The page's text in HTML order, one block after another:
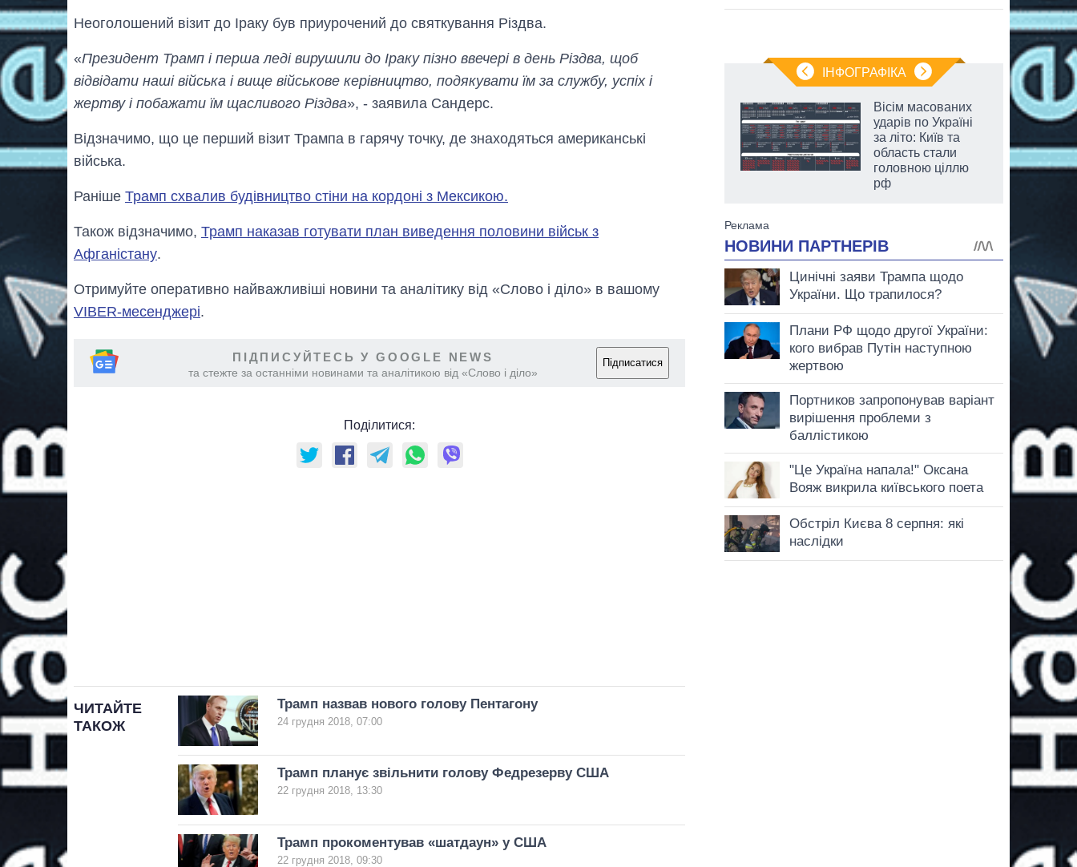
Неоголошений візит до Іраку був приурочений до святкування Різдва.
«Президент Трамп і перша леді вирушили до Іраку пізно ввечері в день Різдва, щоб
відвідати наші війська і вище військове керівництво, подякувати їм за службу, успіх і
жертву і побажати їм щасливого Різдва», - заявила Сандерс.
Відзначимо, що це перший візит Трампа в гарячу точку, де знаходяться американські
війська.
Раніше Трамп схвалив будівництво стіни на кордоні з Мексикою.
Також відзначимо, Трамп наказав готувати план виведення половини військ з
Афганістану.
Отримуйте оперативно найважливіші новини та аналітику від «Слово і діло» в вашому
VIBER-месенджері.
ПІДПИСУЙТЕСЬ У GOOGLE NEWS
та стежте за останніми новинами та аналітикою від «Слово і діло»
Підписатися
Поділитися:
ЧИТАЙТЕ
ТАКОЖ
Трамп назвав нового голову Пентагону
24 грудня 2018, 07:00
Трамп планує звільнити голову Федрезерву США
22 грудня 2018, 13:30
Трамп прокоментував «шатдаун» у США
22 грудня 2018, 09:30
ІНФОГРАФІКА
чипи за останні
Вісім масованих
ударів по Україні
за літо: Київ та
область стали
головною ціллю
рф